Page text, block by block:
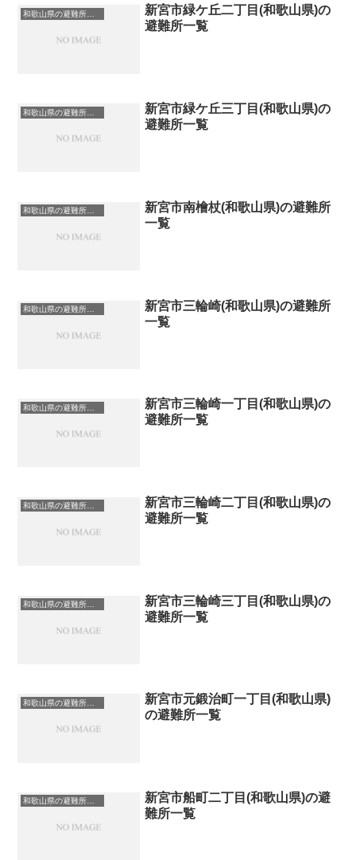
和歌山県の避難所一覧
新宮市緑ケ丘二丁目(和歌山県)の
避難所一覧
和歌山県の避難所一覧
新宮市緑ケ丘三丁目(和歌山県)の
避難所一覧
和歌山県の避難所一覧
新宮市南檜杖(和歌山県)の避難所
一覧
和歌山県の避難所一覧
新宮市三輪崎(和歌山県)の避難所
一覧
和歌山県の避難所一覧
新宮市三輪崎一丁目(和歌山県)の
避難所一覧
和歌山県の避難所一覧
新宮市三輪崎二丁目(和歌山県)の
避難所一覧
和歌山県の避難所一覧
新宮市三輪崎三丁目(和歌山県)の
避難所一覧
和歌山県の避難所一覧
新宮市元鍛治町一丁目(和歌山県)
の避難所一覧
和歌山県の避難所一覧
新宮市船町二丁目(和歌山県)の避
難所一覧